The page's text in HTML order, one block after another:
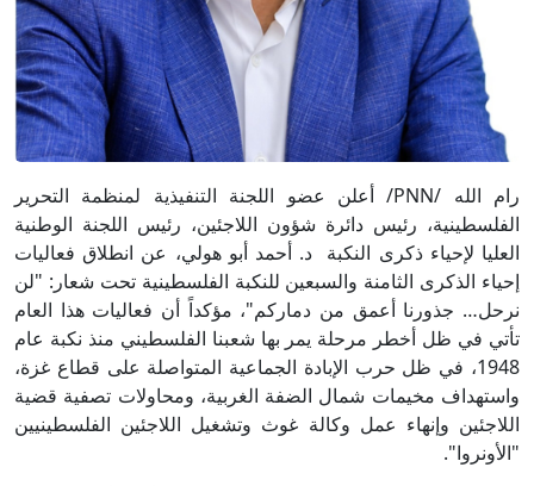
رام الله /PNN/ أعلن عضو اللجنة التنفيذية لمنظمة التحرير
الفلسطينية، رئيس دائرة شؤون اللاجئين، رئيس اللجنة الوطنية
العليا لإحياء ذكرى النكبة د. أحمد أبو هولي، عن انطلاق فعاليات
إحياء الذكرى الثامنة والسبعين للنكبة الفلسطينية تحت شعار: "لن
نرحل… جذورنا أعمق من دماركم"، مؤكداً أن فعاليات هذا العام
تأتي في ظل أخطر مرحلة يمر بها شعبنا الفلسطيني منذ نكبة عام
1948، في ظل حرب الإبادة الجماعية المتواصلة على قطاع غزة،
واستهداف مخيمات شمال الضفة الغربية، ومحاولات تصفية قضية
اللاجئين وإنهاء عمل وكالة غوث وتشغيل اللاجئين الفلسطينيين
"الأونروا".